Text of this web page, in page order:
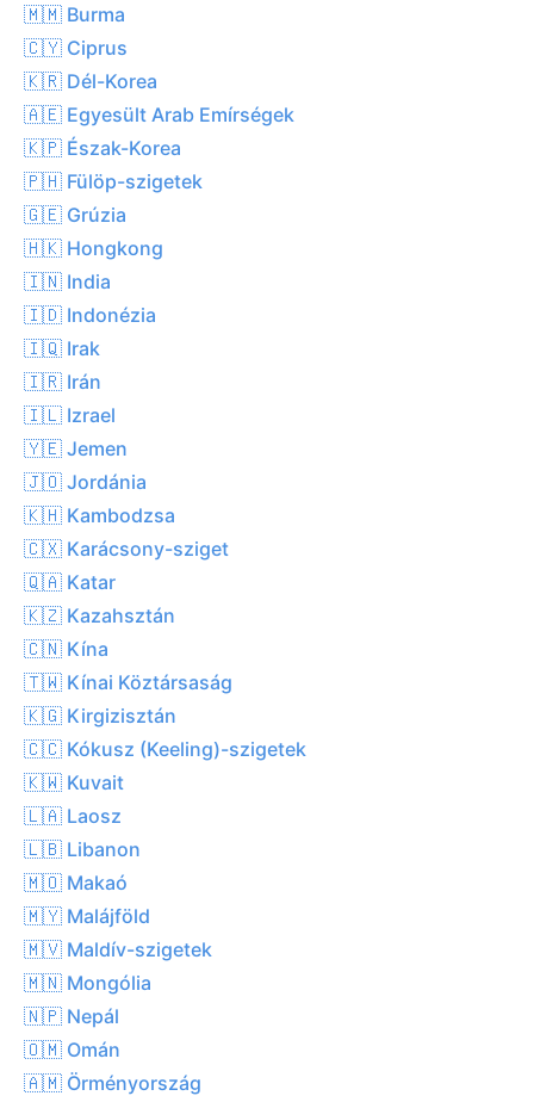
🇲🇲 Burma
🇨🇾 Ciprus
🇰🇷 Dél-Korea
🇦🇪 Egyesült Arab Emírségek
🇰🇵 Észak-Korea
🇵🇭 Fülöp-szigetek
🇬🇪 Grúzia
🇭🇰 Hongkong
🇮🇳 India
🇮🇩 Indonézia
🇮🇶 Irak
🇮🇷 Irán
🇮🇱 Izrael
🇾🇪 Jemen
🇯🇴 Jordánia
🇰🇭 Kambodzsa
🇨🇽 Karácsony-sziget
🇶🇦 Katar
🇰🇿 Kazahsztán
🇨🇳 Kína
🇹🇼 Kínai Köztársaság
🇰🇬 Kirgizisztán
🇨🇨 Kókusz (Keeling)-szigetek
🇰🇼 Kuvait
🇱🇦 Laosz
🇱🇧 Libanon
🇲🇴 Makaó
🇲🇾 Malájföld
🇲🇻 Maldív-szigetek
🇲🇳 Mongólia
🇳🇵 Nepál
🇴🇲 Omán
🇦🇲 Örményország